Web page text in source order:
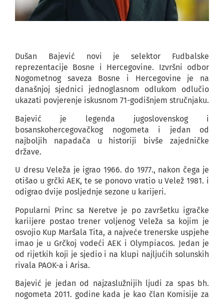
Dušan Bajević novi je selektor Fudbalske
reprezentacije Bosne i Hercegovine. Izvršni odbor
Nogometnog saveza Bosne i Hercegovine je na
današnjoj sjednici jednoglasnom odlukom odlučio
ukazati povjerenje iskusnom 71-godišnjem stručnjaku.
Bajević je legenda jugoslovenskog i
bosanskohercegovačkog nogometa i jedan od
najboljih napadača u historiji bivše zajedničke
države.
U dresu Veleža je igrao 1966. do 1977., nakon čega je
otišao u grčki AEK, te se ponovo vratio u Velež 1981. i
odigrao dvije posljednje sezone u karijeri.
Popularni Princ sa Neretve je po završetku igračke
kariijere postao trener voljenog Veleža sa kojim je
osvojio Kup Maršala Tita, a najveće trenerske uspjehe
imao je u Grčkoj vodeći AEK i Olympiacos. Jedan je
od rijetkih koji je sjedio i na klupi najljućih solunskih
rivala PAOK-a i Arisa.
Bajević je jedan od najzaslužnijih ljudi za spas bh.
nogometa 2011. godine kada je kao član Komisije za